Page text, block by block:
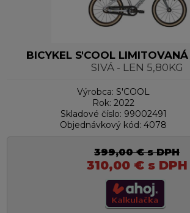
BICYKEL S'COOL
SIVÁ - LEN 5,80KG
Výrobca: S'COOL
Rok: 2022
Skladové číslo: 99002491
Objednávkový kód: 4078
399,00 €s DPH
310,00 €s DPH